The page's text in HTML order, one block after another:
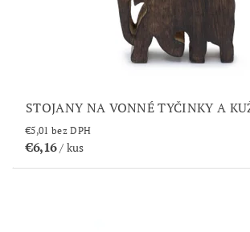
STOJANY NA VONNÉ TYČINKY A
€5,01 bez DPH
€6,16/ kus